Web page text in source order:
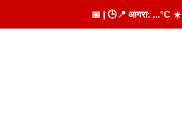
📅 | 🕒📍 आगरा: ...°C ☀️